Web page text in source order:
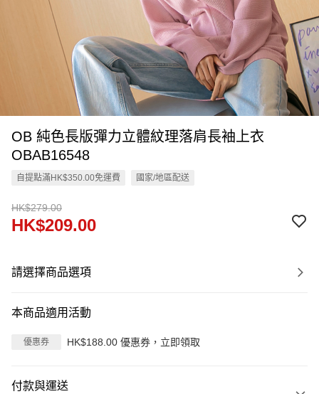
OB 純色長版彈力立體紋理落肩長袖上衣
OBAB16548
自提點滿HK$350.00免運費 國家/地區配送
HK$279.00
HK$209.00
請選擇商品選項
本商品適用活動
優惠券 HK$188.00 優惠券，立即領取
付款與運送